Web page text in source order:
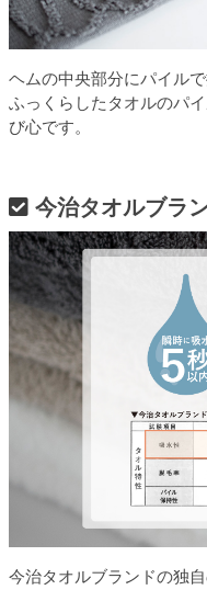
ヘムの中央部分にパイル
ふっくらしたタオルのパ
び心です。
今治タオルブラ
今治タオルブランドの独